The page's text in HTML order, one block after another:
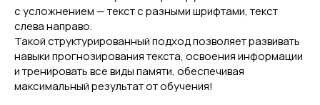
с усложнением — текст с разными шрифтами, текст
слева направо.
Такой структурированный подход позволяет развивать
навыки прогнозирования текста, освоения информации
и тренировать все виды памяти, обеспечивая
максимальный результат от обучения!